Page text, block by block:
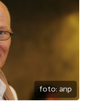
foto: anp